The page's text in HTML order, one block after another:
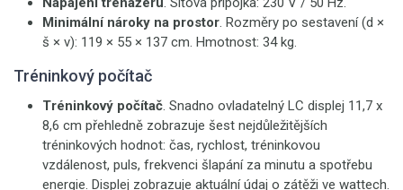
Minimální nároky na prostor. Rozměry po sestavení (d ×
š × v): 119 × 55 × 137 cm. Hmotnost: 34 kg.
Tréninkový počítač
Tréninkový počítač. Snadno ovladatelný LC displej 11,7 x
8,6 cm přehledně zobrazuje šest nejdůležitějších
tréninkových hodnot: čas, rychlost, tréninkovou
vzdálenost, puls, frekvenci šlapání za minutu a spotřebu
energie. Displej zobrazuje aktuální údaj o zátěži ve wattech.